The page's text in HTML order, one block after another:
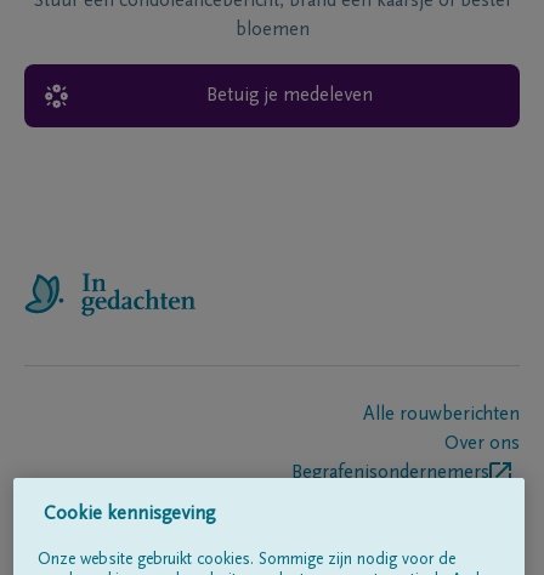
bloemen
Betuig je medeleven
Alle rouwberichten
Over ons
Begrafenisondernemers
Cookie kennisgeving
Onze website gebruikt cookies. Sommige zijn nodig voor de